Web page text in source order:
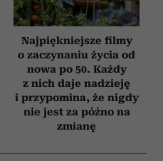
Najpiękniejsze filmy
o zaczynaniu życia od
nowa po 50. Każdy
z nich daje nadzieję
i przypomina, że nigdy
nie jest za późno na
zmianę